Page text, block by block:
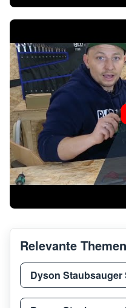
Relevante Themen
Dyson